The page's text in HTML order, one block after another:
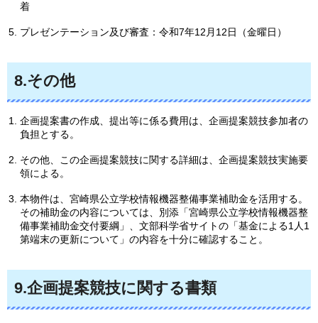
着
プレゼンテーション及び審査：令和7年12月12日（金曜日）
8.その他
企画提案書の作成、提出等に係る費用は、企画提案競技参加者の
負担とする。
その他、この企画提案競技に関する詳細は、企画提案競技実施要
領による。
本物件は、宮崎県公立学校情報機器整備事業補助金を活用する。
その補助金の内容については、別添「宮崎県公立学校情報機器整
備事業補助金交付要綱」、文部科学省サイトの「基金による1人1
第端末の更新について」の内容を十分に確認すること。
9.企画提案競技に関する書類